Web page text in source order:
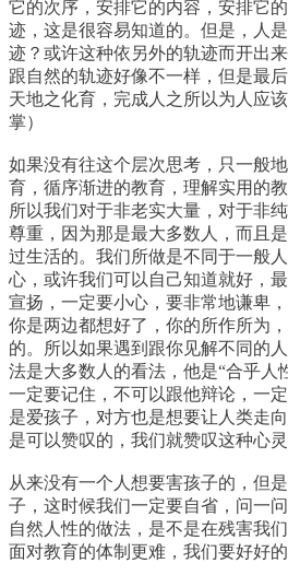
它的次序，安排它的内容，安排它
迹，这是很容易知道的。但是，人
迹？或许这种依另外的轨迹而开出
跟自然的轨迹好像不一样，但是最
天地之化育，完成人之所以为人应
掌）
如果没有往这个层次思考，只一般
育，循序渐进的教育，理解实用的
所以我们对于非老实大量，对于非
尊重，因为那是最大多数人，而且
过生活的。我们所做是不同于一般
心，或许我们可以自己知道就好，
宣扬，一定要小心，要非常地谦卑
你是两边都想好了，你的所作所为
的。所以如果遇到跟你见解不同的
法是大多数人的看法，他是“合乎人
一定要记住，不可以跟他辩论，一
是爱孩子，对方也是想要让人类走
是可以赞叹的，我们就赞叹这种心
从来没有一个人想要害孩子的，但
子，这时候我们一定要自省，问一
自然人性的做法，是不是在残害我
面对教育的体制更难，我们要好好的